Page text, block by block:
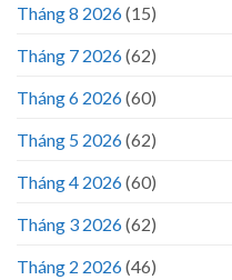
Tháng 8 2026(15)
Tháng 7 2026(62)
Tháng 6 2026(60)
Tháng 5 2026(62)
Tháng 4 2026(60)
Tháng 3 2026(62)
Tháng 2 2026(46)